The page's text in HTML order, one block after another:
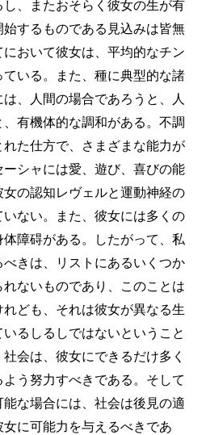
、またおそらく彼女の生が有
するものである見込みは皆無
おいて彼女は、平均的なチン
いる。また、種に典型的な諸
、人間の場合であろうと、人
有機体的な調和がある。不調
た仕方で、さまざまな能力が
シャには愛、遊び、喜びの能
の認知レヴェルと運動神経の
ない。また、彼女には多くの
障碍がある。したがって、私
きは、リストにあるいくつか
ないものであり、このことは
ども、それは彼女が異なる生
るしるしではないということ
会は、彼女にできるだけ多く
う努力すべきである。そして
な場合には、社会は後見の適
に可能力を与えるべきであ